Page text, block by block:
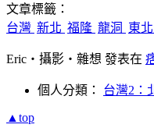
文章標籤：
台灣 新北 福隆 龍洞 東
Eric‧攝影‧雜想 發表在
個人分類： 台灣2：
▲top